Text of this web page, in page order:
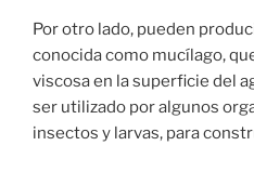
Por otro lado, pueden
conocida como mucílago,
viscosa en la superficie del
ser utilizado por algunos
insectos y larvas, para